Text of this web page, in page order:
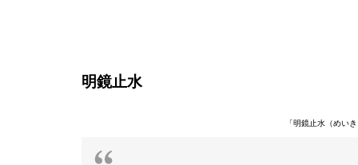
明鏡止水
「明鏡止水（めい